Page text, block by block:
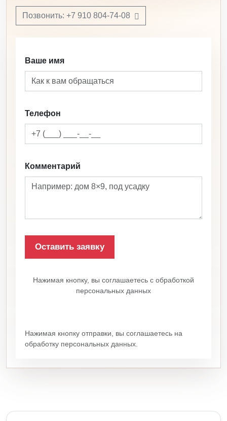
Позвонить: +7 910 804-74-08
Ваше имя
Телефон
Комментарий
Нажимая кнопку, вы соглашаетесь с обработкой
персональных данных
Нажимая кнопку отправки, вы соглашаетесь на
обработку персональных данных.